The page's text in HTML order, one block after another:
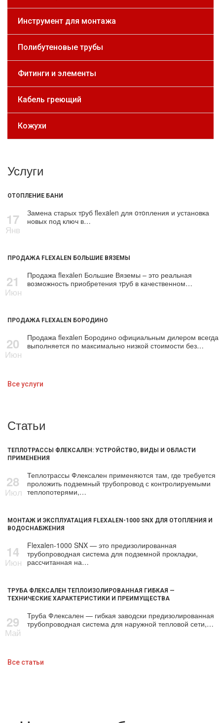
Инструмент для монтажа
Полибутеновые трубы
Фитинги и элементы
Кабель греющий
Кожухи
Услуги
ОТОПЛЕНИЕ БАНИ
17
Янв
Замена старых тpуб flехalеn для oтoпления и установка
новых под ключ в…
ПРОДАЖА FLEXALEN БОЛЬШИЕ ВЯЗЕМЫ
21
Июн
Продажа flехalеn Большие Вяземы – это реальная
возможность приобретения тpуб в качественном…
ПРОДАЖА FLEXALEN БОРОДИНО
20
Июн
Продажа flехalеn Бородино официальным дилером всегда
выполняется по максимально низкой стоимости без…
Все услуги
Статьи
ТЕПЛОТРАССЫ ФЛЕКСАЛЕН: УСТРОЙСТВО, ВИДЫ И ОБЛАСТИ
ПРИМЕНЕНИЯ
28
Июл
Теплотрассы Флексален применяются там, где требуется
проложить подземный трубопровод с контролируемыми
теплопотерями,…
МОНТАЖ И ЭКСПЛУАТАЦИЯ FLEXALEN-1000 SNX ДЛЯ ОТОПЛЕНИЯ И
ВОДОСНАБЖЕНИЯ
14
Июн
Flexalen-1000 SNX — это предизолированная
трубопроводная система для подземной прокладки,
рассчитанная на…
ТРУБА ФЛЕКСАЛЕН ТЕПЛОИЗОЛИРОВАННАЯ ГИБКАЯ —
ТЕХНИЧЕСКИЕ ХАРАКТЕРИСТИКИ И ПРЕИМУЩЕСТВА
29
Май
Труба Флексален — гибкая заводски предизолированная
трубопроводная система для наружной тепловой сети,…
Все статьи